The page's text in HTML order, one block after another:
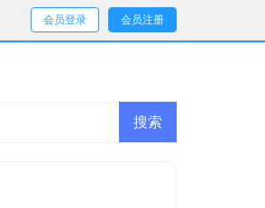
会员登录 会员注册